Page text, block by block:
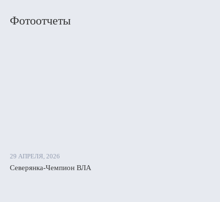
Фотоотчеты
29 АПРЕЛЯ, 2026
Северянка-Чемпион ВЛА